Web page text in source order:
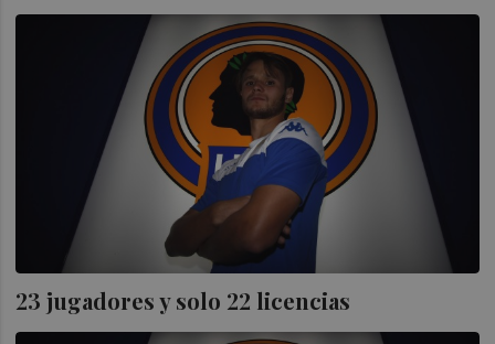
23 jugadores y solo 22 licencias